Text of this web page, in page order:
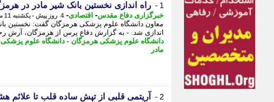
1 - راه اندازی نخستین بانک شیر مادر در
خبرگزاری دفاع مقدس- اقتصادی- 4 روز پیش - یکشنبه 11 مرداد 1405، 18:00
معاون دانشگاه علوم پزشکی هرمزگان گفت: نخستین
اندازی شد. - به گزارش دفاع پرس از هرمزگان، آرش
دانشگاه علوم پزشکی هرمزگان - دانشگاه علوم پزشکی
مادر
2 - آریتمی قلبی از تپش ساده قلب تا علائم